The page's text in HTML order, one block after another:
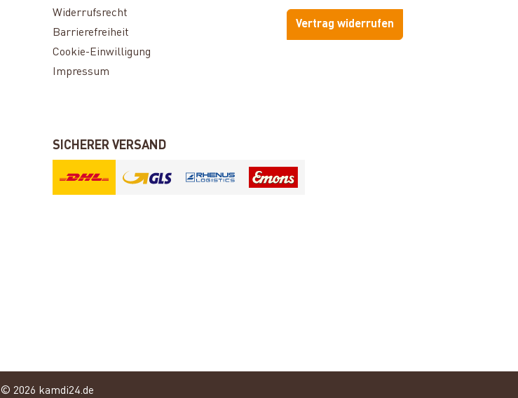
Widerrufsrecht
Barrierefreiheit
Cookie-Einwilligung
Impressum
Vertrag widerrufen
SICHERER VERSAND
© 2026 kamdi24.de